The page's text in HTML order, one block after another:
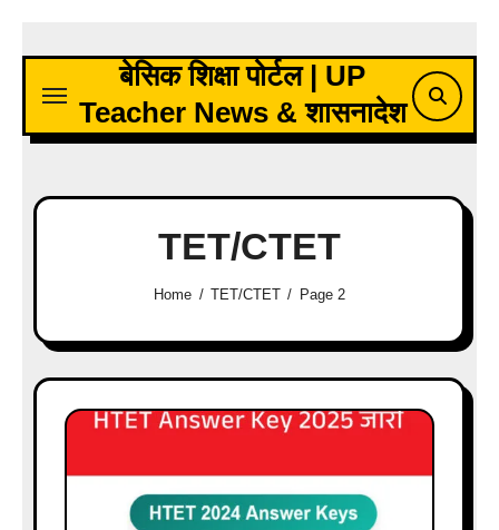
content
बेसिक शिक्षा पोर्टल | UP
Teacher News & शासनादेश
TET/CTET
Home TET/CTET Page 2